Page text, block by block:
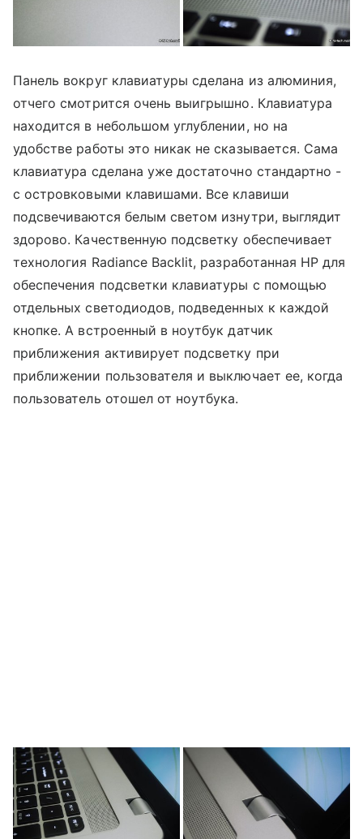
Панель вокруг клавиатуры сделана из алюминия,
отчего смотрится очень выигрышно. Клавиатура
находится в небольшом углублении, но на
удобстве работы это никак не сказывается. Сама
клавиатура сделана уже достаточно стандартно -
с островковыми клавишами. Все клавиши
подсвечиваются белым светом изнутри, выглядит
здорово. Качественную подсветку обеспечивает
технология Radiance Backlit, разработанная HP для
обеспечения подсветки клавиатуры с помощью
отдельных светодиодов, подведенных к каждой
кнопке. А встроенный в ноутбук датчик
приближения активирует подсветку при
приближении пользователя и выключает ее, когда
пользователь отошел от ноутбука.